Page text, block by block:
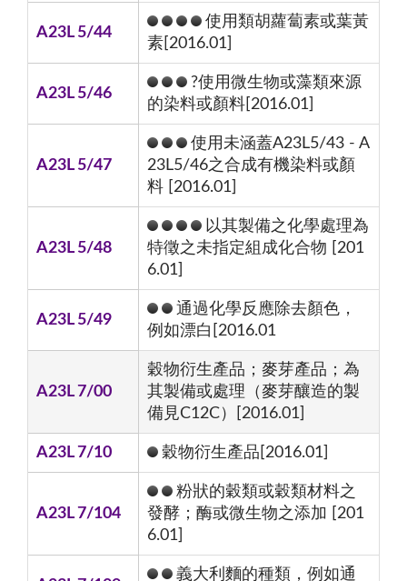
A23L 5/44
使用類胡蘿蔔素或葉黃
素[2016.01]
A23L 5/46
?使用微生物或藻類來源
的染料或顏料[2016.01]
A23L 5/47
使用未涵蓋A23L5/43 - A
23L5/46之合成有機染料或顏
料 [2016.01]
A23L 5/48
以其製備之化學處理為
特徵之未指定組成化合物 [201
6.01]
A23L 5/49
通過化學反應除去顏色，
例如漂白[2016.01
A23L 7/00
穀物衍生產品；麥芽產品；為
其製備或處理（麥芽釀造的製
備見C12C）[2016.01]
A23L 7/10 穀物衍生產品[2016.01]
A23L 7/104
粉狀的穀類或穀類材料之
發酵；酶或微生物之添加 [201
6.01]
義大利麵的種類，例如通